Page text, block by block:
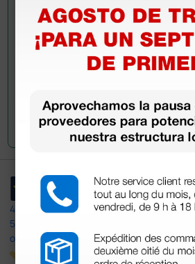
Envía tu
4,4
597
opiniones